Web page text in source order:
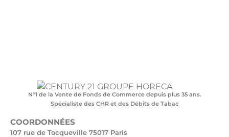
N°1 de la Vente de Fonds de Commerce depuis plus 35 ans.
Spécialiste des CHR et des Débits de Tabac
COORDONNÉES
107 rue de Tocqueville 75017 Paris